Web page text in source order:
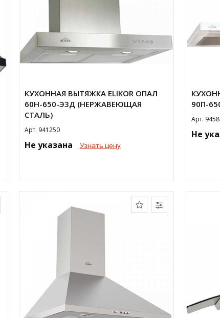
КУХОННАЯ ВЫТЯЖКА ELIKOR ОПАЛ
60Н-650-Э3Д (НЕРЖАВЕЮЩАЯ
СТАЛЬ)
Арт. 941250
Не указана Узнать цену
90П-
Арт.
Не